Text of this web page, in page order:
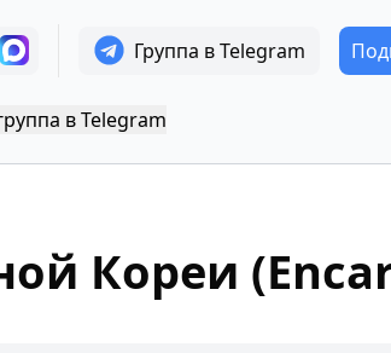
Группа в Telegram
в Telegram
Кореи